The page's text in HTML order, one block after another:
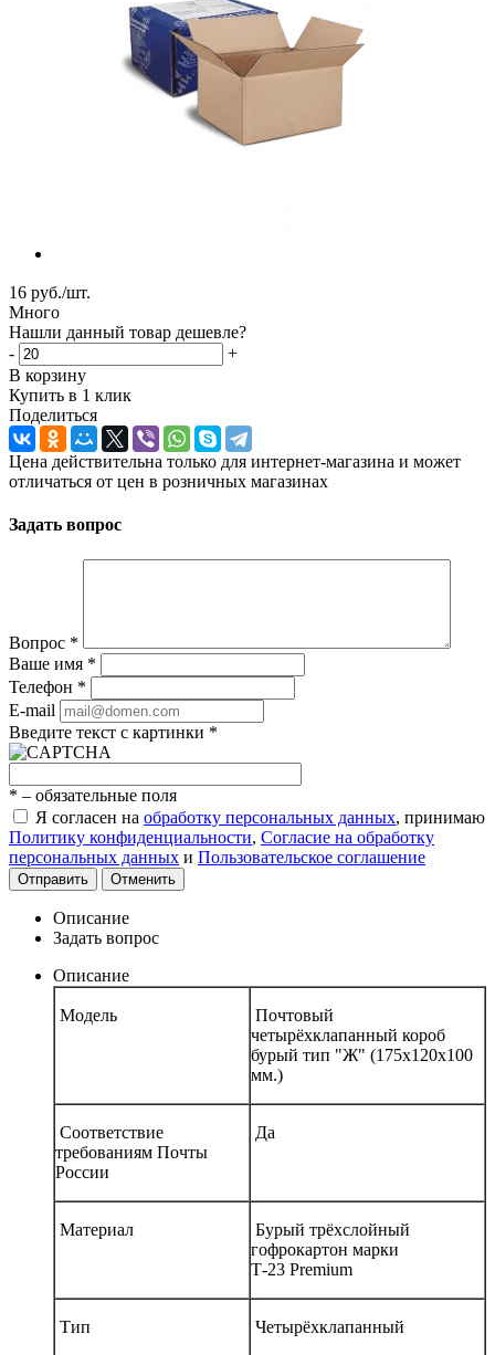
16 руб./шт.
Много
Нашли данный товар дешевле?
-
+
В корзину
Купить в 1 клик
Поделиться
Цена действительна только для интернет-магазина и может
отличаться от цен в розничных магазинах
Задать вопрос
Вопрос *
Ваше имя *
Телефон *
E-mail
Введите текст с картинки *
* – обязательные поля
Я согласен на обработку персональных данных, принимаю
Политику конфиденциальности, Согласие на обработку
персональных данных и Пользовательское соглашение
Отправить Отменить
Описание
Задать вопрос
Описание
Модель
Почтовый
четырёхклапанный короб
бурый тип "Ж" (175х120х100
мм.)
Соответствие
требованиям Почты
России
Да
Материал
Бурый трёхслойный
гофрокартон марки
Т-23 Premium
Тип Четырёхклапанный